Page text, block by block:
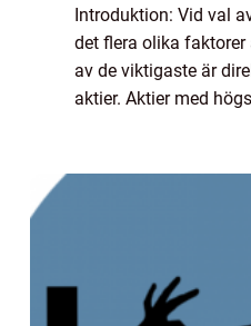
Introduktion: Vid val
det flera olika faktorer
av de viktigaste är
aktier. Aktier med